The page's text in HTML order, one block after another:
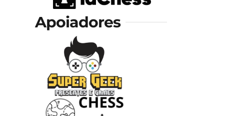
Apoiadores